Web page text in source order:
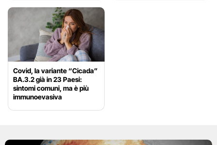
Covid, la variante “Cicada”
BA.3.2 già in 23 Paesi:
sintomi comuni, ma è più
immunoevasiva